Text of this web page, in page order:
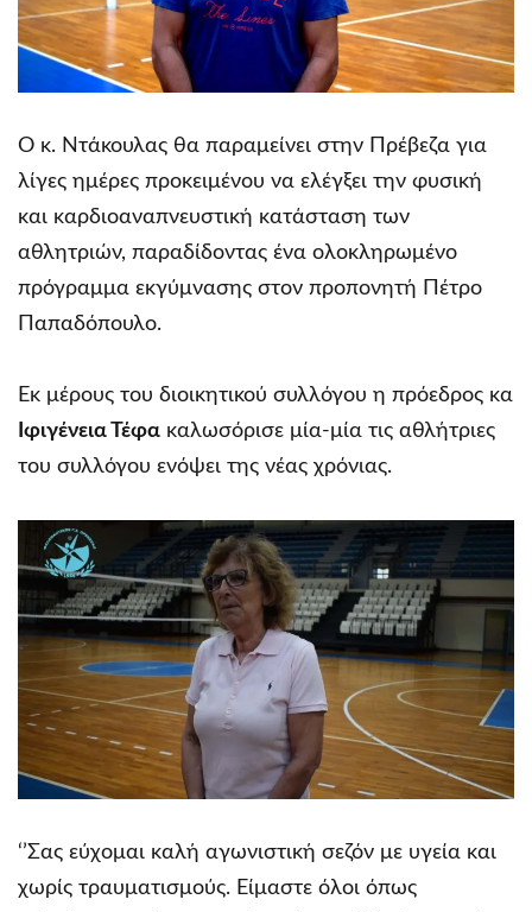
Ο κ. Ντάκουλας θα παραμείνει στην Πρέβεζα για
λίγες ημέρες προκειμένου να ελέγξει την φυσική
και καρδιοαναπνευστική κατάσταση των
αθλητριών, παραδίδοντας ένα ολοκληρωμένο
πρόγραμμα εκγύμνασης στον προπονητή Πέτρο
Παπαδόπουλο.
Εκ μέρους του διοικητικού συλλόγου η πρόεδρος κα
Ιφιγένεια Τέφα καλωσόρισε μία-μία τις αθλήτριες
του συλλόγου ενόψει της νέας χρόνιας.
‘’Σας εύχομαι καλή αγωνιστική σεζόν με υγεία και
χωρίς τραυματισμούς. Είμαστε όλοι όπως